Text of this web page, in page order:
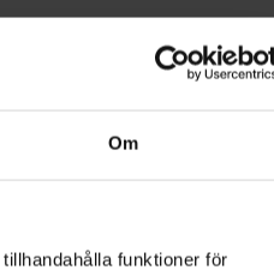
Om
funktioner för